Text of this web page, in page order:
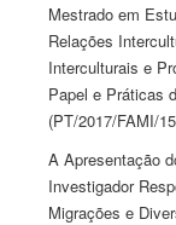
Mestrado em
Relações
Interculturais e
Papel e Práticas
(PT/2017/FAMI/
A Apresentação
Investigador
Migrações e